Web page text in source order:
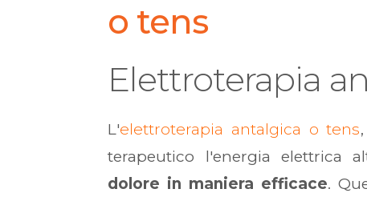
o tens
Elettroterapia
L'elettroterapia antalgica o tens
terapeutico l'energia elettrica
dolore in maniera efficace.